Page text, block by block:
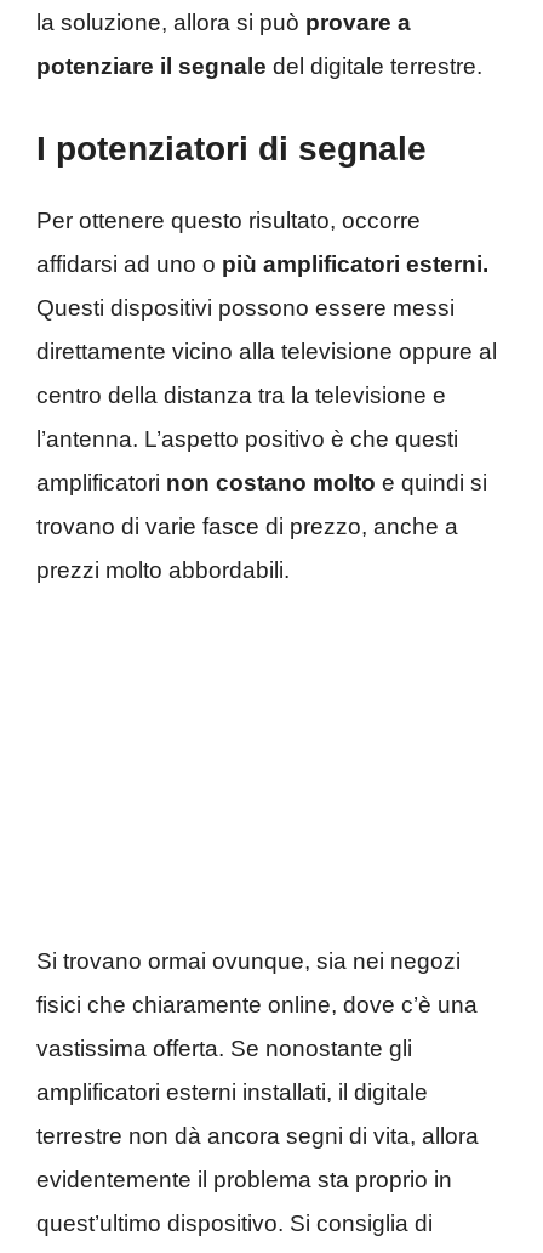
la soluzione, allora si può provare a
potenziare il segnale del digitale terrestre.
I potenziatori di segnale
Per ottenere questo risultato, occorre
affidarsi ad uno o più amplificatori esterni.
Questi dispositivi possono essere messi
direttamente vicino alla televisione oppure al
centro della distanza tra la televisione e
l’antenna. L’aspetto positivo è che questi
amplificatori non costano molto e quindi si
trovano di varie fasce di prezzo, anche a
prezzi molto abbordabili.
Si trovano ormai ovunque, sia nei negozi
fisici che chiaramente online, dove c’è una
vastissima offerta. Se nonostante gli
amplificatori esterni installati, il digitale
terrestre non dà ancora segni di vita, allora
evidentemente il problema sta proprio in
quest’ultimo dispositivo. Si consiglia di